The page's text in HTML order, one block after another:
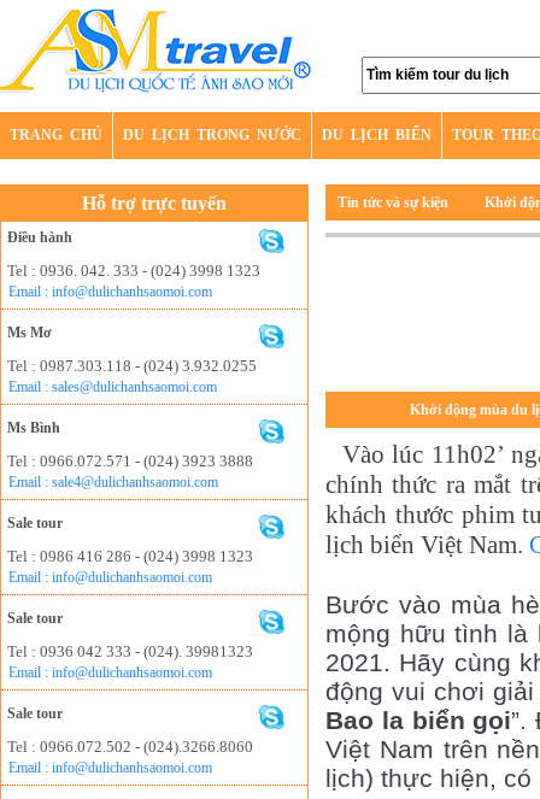
TRANG CHỦ DU LỊCH TRONG NƯỚC DU LỊCH BIỂN TOUR
Hỗ trợ trực tuyến
Điều hành
Tel : 0936. 042. 333 - (024) 3998 1323
Email : info@dulichanhsaomoi.com
Ms Mơ
Tel : 0987.303.118 - (024) 3.932.0255
Email : sales@dulichanhsaomoi.com
Ms Bình
Tel : 0966.072.571 - (024) 3923 3888
Email : sale4@dulichanhsaomoi.com
Sale tour
Tel : 0986 416 286 - (024) 3998 1323
Email : info@dulichanhsaomoi.com
Sale tour
Tel : 0936 042 333 - (024). 39981323
Email : info@dulichanhsaomoi.com
Sale tour
Tel : 0966.072.502 - (024).3266.8060
Email : info@dulichanhsaomoi.com
Tin tức và sự kiện Khởi
Khởi động mùa du
Vào lúc 11h02’
chính thức ra mắt
khách thước phim
lịch biển Việt Nam.
Bước vào mùa
mộng hữu tình là
2021. Hãy cùng
động vui chơi
Bao la biển gọi”.
Việt Nam trên
lịch) thực hiện, có